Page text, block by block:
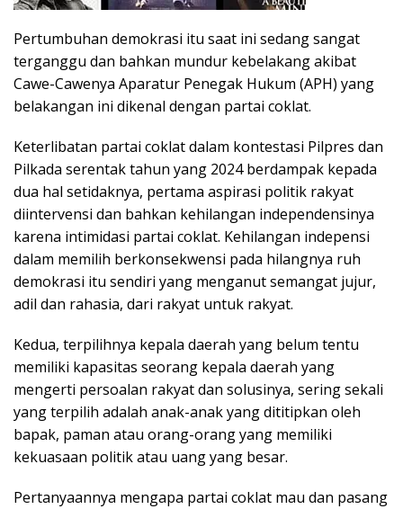
Pertumbuhan demokrasi itu saat ini sedang sangat
terganggu dan bahkan mundur kebelakang akibat
Cawe-Cawenya Aparatur Penegak Hukum (APH) yang
belakangan ini dikenal dengan partai coklat.
Keterlibatan partai coklat dalam kontestasi Pilpres dan
Pilkada serentak tahun yang 2024 berdampak kepada
dua hal setidaknya, pertama aspirasi politik rakyat
diintervensi dan bahkan kehilangan independensinya
karena intimidasi partai coklat. Kehilangan indepensi
dalam memilih berkonsekwensi pada hilangnya ruh
demokrasi itu sendiri yang menganut semangat jujur,
adil dan rahasia, dari rakyat untuk rakyat.
Kedua, terpilihnya kepala daerah yang belum tentu
memiliki kapasitas seorang kepala daerah yang
mengerti persoalan rakyat dan solusinya, sering sekali
yang terpilih adalah anak-anak yang dititipkan oleh
bapak, paman atau orang-orang yang memiliki
kekuasaan politik atau uang yang besar.
Pertanyaannya mengapa partai coklat mau dan pasang